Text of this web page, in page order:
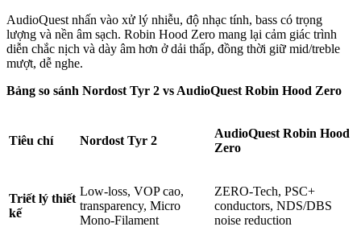
AudioQuest nhấn vào xử lý nhiễu, độ nhạc tính, bass có trọng
lượng và nền âm sạch. Robin Hood Zero mang lại cảm giác trình
diễn chắc nịch và dày âm hơn ở dải thấp, đồng thời giữ mid/treble
mượt, dễ nghe.
Bảng so sánh Nordost Tyr 2 vs AudioQuest Robin Hood Zero
Tiêu chí Nordost Tyr 2
AudioQuest Robin Hood
Zero
Triết lý thiết
kế
Low-loss, VOP cao,
transparency, Micro
Mono-Filament
ZERO-Tech, PSC+
conductors, NDS/DBS
noise reduction